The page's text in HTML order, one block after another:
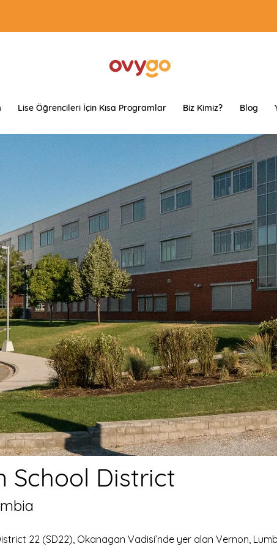
Lise Öğrencileri İçin Kısa Programlar Biz Kimiz? Blog
School District
22 (SD22), Okanagan Vadisi’nde yer alan Vernon,